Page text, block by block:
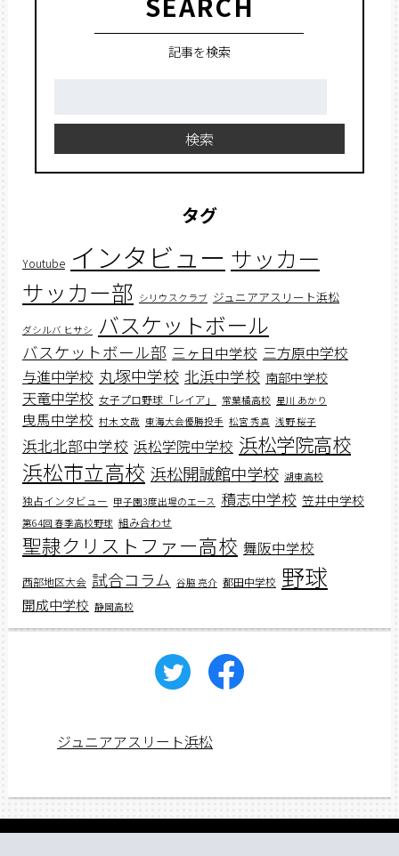
記事を検索
検索
タグ
Youtube インタビュー サッカー
サッカー部 シリウスクラブ ジュニアアスリート浜松
ダシルバ ヒサシ バスケットボール
バスケットボール部 三ヶ日中学校 三方原中学校
与進中学校 丸塚中学校 北浜中学校 南部中学校
天竜中学校 女子プロ野球「レイア」 常葉橘高校 星川 あかり
曳馬中学校 村木 文哉 東海大会優勝投手 松宮 秀真 浅野 桜子
浜北北部中学校 浜松学院中学校 浜松学院高校
浜松市立高校 浜松開誠館中学校 湖東高校
独占インタビュー 甲子園3度出場のエース 積志中学校 笠井中学校
第64回 春季高校野球 組み合わせ
聖隷クリストファー高校 舞阪中学校
西部地区大会 試合コラム 谷脇 亮介 都田中学校 野球
開成中学校 静岡高校
ジュニアアスリート浜松